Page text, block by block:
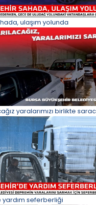
ulaşım yolunda
yaralarımızı birlikte
yardım seferberliği